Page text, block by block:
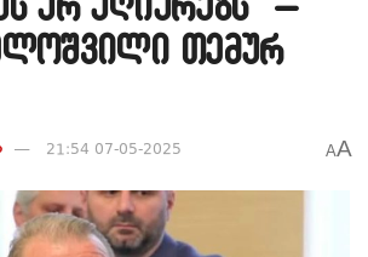
თემურ
21:54 07-05-2025 AA